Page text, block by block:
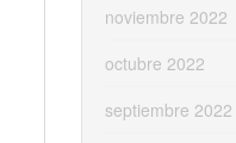
noviembre 2022
octubre 2022
septiembre 2022